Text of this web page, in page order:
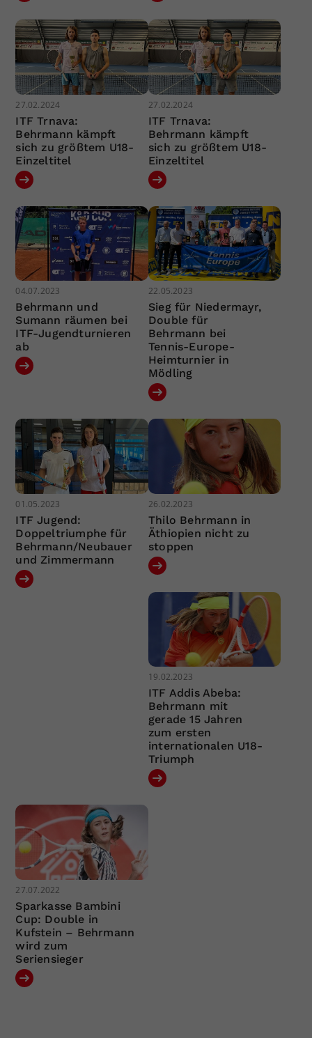
27.02.2024
ITF Trnava:
Behrmann kämpft
sich zu größtem U18-
Einzeltitel
27.02.2024
ITF Trnava:
Behrmann kämpft
sich zu größtem U18-
Einzeltitel
04.07.2023
Behrmann und
Sumann räumen bei
ITF-Jugendturnieren
ab
22.05.2023
Sieg für Niedermayr,
Double für
Behrmann bei
Tennis-Europe-
Heimturnier in
Mödling
01.05.2023
ITF Jugend:
Doppeltriumphe für
Behrmann/Neubauer
und Zimmermann
26.02.2023
Thilo Behrmann in
Äthiopien nicht zu
stoppen
19.02.2023
ITF Addis Abeba:
Behrmann mit
gerade 15 Jahren
zum ersten
internationalen U18-
Triumph
27.07.2022
Sparkasse Bambini
Cup: Double in
Kufstein – Behrmann
wird zum
Seriensieger